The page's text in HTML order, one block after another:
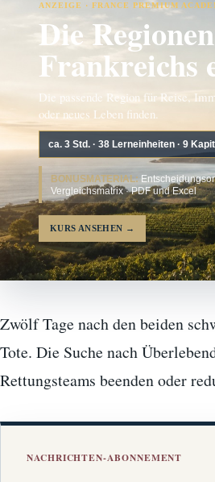
ANZEIGE · FRANCE PREMIUM
Die Regionen
Frankreichs
Die passende Region für Reise,
oder neues Leben finden.
ca. 3 Std. · 38 Lerneinheiten · 9
BONUSMATERIAL:
Vergleichsmatrix · PDF und Excel
KURS ANSEHEN →
Zwölf Tage nach den beiden
Tote. Die Suche nach
Rettungsteams beenden oder
NACHRICHTEN-ABONNEMENT